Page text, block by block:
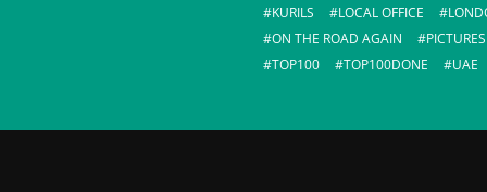
KURILS
LOCAL OFFICE
ON THE ROAD AGAIN
TOP100
TOP100DONE UAE